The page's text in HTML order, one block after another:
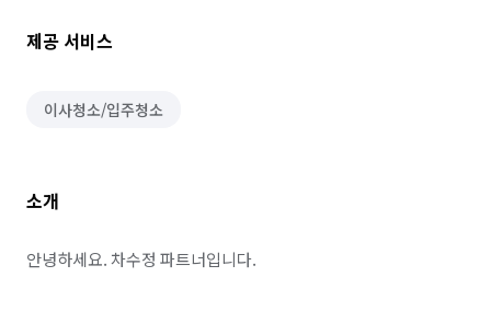
제공 서비스
이사청소/입주청소
소개
안녕하세요. 차수정 파트너입니다.